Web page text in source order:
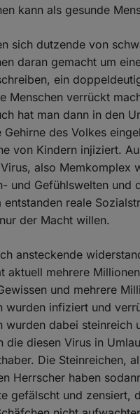
kann als gesunde
sich dutzende von
daran gemacht um
ein
Menschen verrückt
hat man dann in den
Gehirne des Volkes
von Kindern injiziert.
also Memkomplex
und Gefühlswelten und
entstanden reale
der Macht willen.
ansteckende
aktuell mehrere
und mehrere
wurden infiziert und
wurden dabei steinreich
die diesen Virus in
Die Steinreichen,
Herrscher haben
gefälscht und zensiert,